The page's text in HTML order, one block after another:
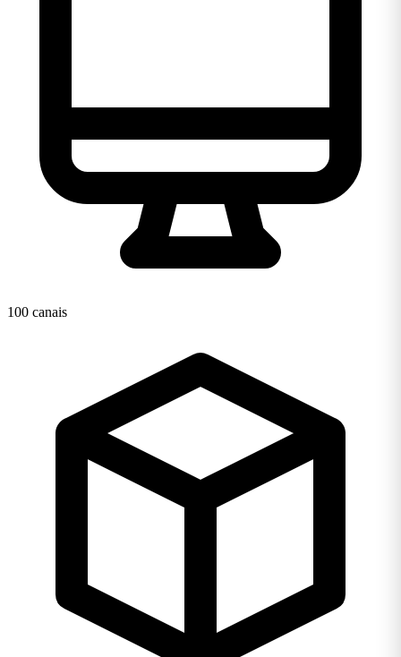
100 canais